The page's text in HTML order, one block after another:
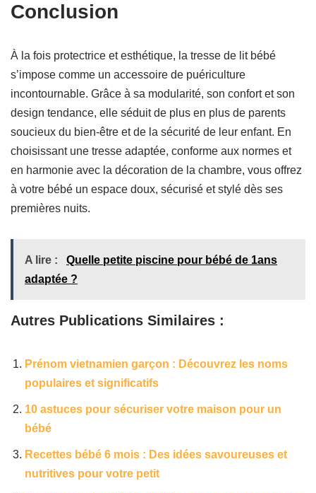
Conclusion
À la fois protectrice et esthétique, la tresse de lit bébé
s’impose comme un accessoire de puériculture
incontournable. Grâce à sa modularité, son confort et son
design tendance, elle séduit de plus en plus de parents
soucieux du bien-être et de la sécurité de leur enfant. En
choisissant une tresse adaptée, conforme aux normes et
en harmonie avec la décoration de la chambre, vous offrez
à votre bébé un espace doux, sécurisé et stylé dès ses
premières nuits.
A lire :
Quelle petite piscine pour bébé de 1ans
adaptée ?
Autres Publications Similaires :
Prénom vietnamien garçon : Découvrez les noms
populaires et significatifs
10 astuces pour sécuriser votre maison pour un
bébé
Recettes bébé 6 mois : Des idées savoureuses et
nutritives pour votre petit